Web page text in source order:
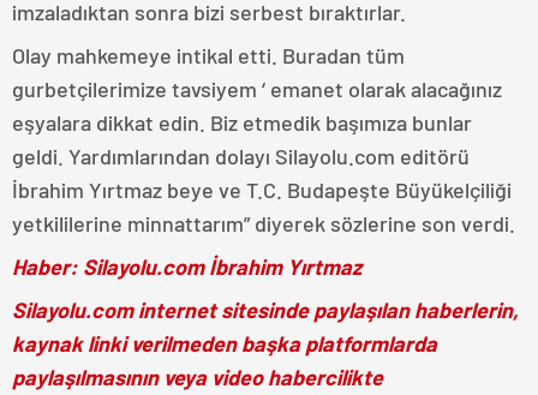
imzaladıktan sonra bizi serbest bıraktırlar.
Olay mahkemeye intikal etti. Buradan tüm
gurbetçilerimize tavsiyem ‘ emanet olarak alacağınız
eşyalara dikkat edin. Biz etmedik başımıza bunlar
geldi. Yardımlarından dolayı Silayolu.com editörü
İbrahim Yırtmaz beye ve T.C. Budapeşte Büyükelçiliği
yetkililerine minnattarım” diyerek sözlerine son verdi.
Haber: Silayolu.com İbrahim Yırtmaz
Silayolu.com internet sitesinde paylaşılan haberlerin,
kaynak linki verilmeden başka platformlarda
paylaşılmasının veya video habercilikte